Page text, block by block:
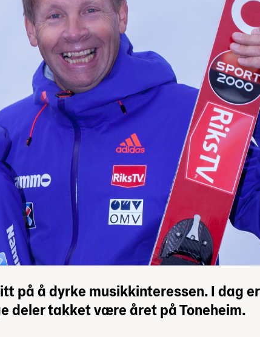
på å dyrke musikkinteressen. I dag er
deler takket være året på Toneheim.